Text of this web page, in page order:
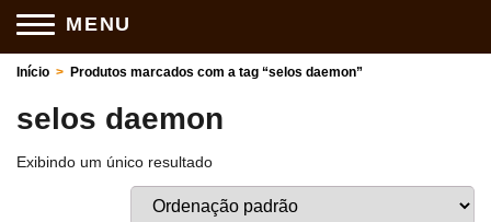
MENU
Início > Produtos marcados com a tag “selos daemon”
selos daemon
Exibindo um único resultado